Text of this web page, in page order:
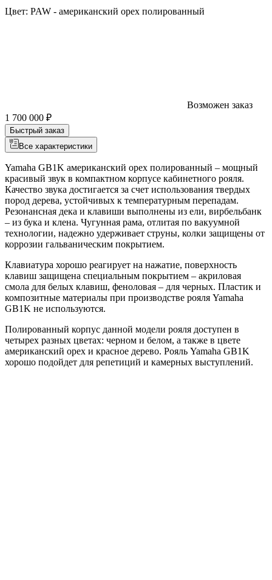
Цвет: PAW - американский орех полированный
Возможен заказ
1 700 000 ₽
Быстрый заказ
Все характеристики
Yamaha GB1K американский орех полированный – мощный
красивый звук в компактном корпусе кабинетного рояля.
Качество звука достигается за счет использования твердых
пород дерева, устойчивых к температурным перепадам.
Резонансная дека и клавиши выполнены из ели, вирбельбанк
– из бука и клена. Чугунная рама, отлитая по вакуумной
технологии, надежно удерживает струны, колки защищены от
коррозии гальваническим покрытием.
Клавиатура хорошо реагирует на нажатие, поверхность
клавиш защищена специальным покрытием – акриловая
смола для белых клавиш, феноловая – для черных. Пластик и
композитные материалы при производстве рояля Yamaha
GB1K не используются.
Полированный корпус данной модели рояля доступен в
четырех разных цветах: черном и белом, а также в цвете
американский орех и красное дерево. Рояль Yamaha GB1K
хорошо подойдет для репетиций и камерных выступлений.